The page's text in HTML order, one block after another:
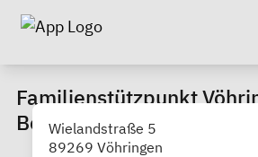
Familienstützpunkt
Bellenberg
Wielandstraße 5
89269 Vöhringen